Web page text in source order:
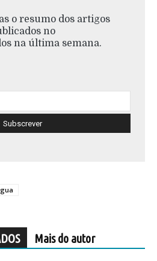
o resumo dos artigos
no
na última semana.
Mais do autor